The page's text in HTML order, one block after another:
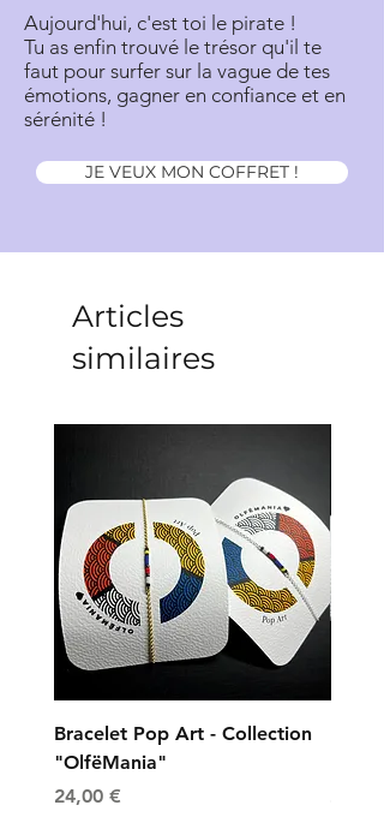
Aujourd'hui, c'est toi le pirate !
Tu as enfin trouvé le trésor qu'il te
faut pour surfer sur la vague de tes
émotions, gagner en confiance et en
sérénité !
JE VEUX MON COFFRET !
Articles
similaires
Bracelet Pop Art - Collection
"OlfëMania"
Prix
24,00 €